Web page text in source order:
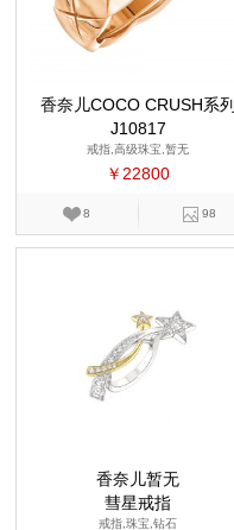
香奈儿COCO CRUSH系列
J10817
戒指,高级珠宝,暂无
￥22800
8 98
香奈儿暂无
彗星戒指
戒指,珠宝,钻石